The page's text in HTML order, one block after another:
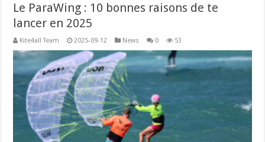
Le ParaWing : 10 bonnes raisons de te
lancer en 2025
Kite4all Team 2025-09-12 News 0 53